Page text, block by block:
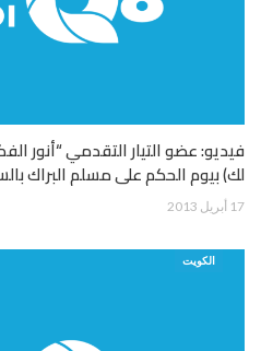
فيديو: عضو التيار التقدمي “أنور
لك) بيوم الحكم على مسلم البراك
17 أبريل 2013
الكويت